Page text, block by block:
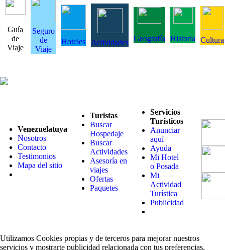
Guía
de
Viaje
Seguro
de
Viaje
Hoteles Actividades Geografía Historia Cultura
Venezuelatuya
Nosotros
Contacto
Testimonios
Mapa del sitio
Turistas
Buscar
Hospedaje
Buscar
Actividades
Asesoría en
viajes
Ofertas
Paquetes
Servicios
Turísticos
Anunciar
aquí
Ayuda
Mi Hotel
o Posada
Mi
Actividad
Turística
Publicidad
Utilizamos Cookies propias y de terceros para mejorar nuestros
servicios y mostrarte publicidad relacionada con tus preferencias.